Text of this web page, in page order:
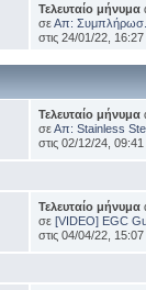
Τελευταίο μήνυμα
σεΑπ:
στις 24/01/22, 16:27
Τελευταίο μήνυμα
σεΑπ: Stainless
στις 02/12/24, 09:41
Τελευταίο μήνυμα
σε[VIDEO] EGC
στις 04/04/22, 15:07